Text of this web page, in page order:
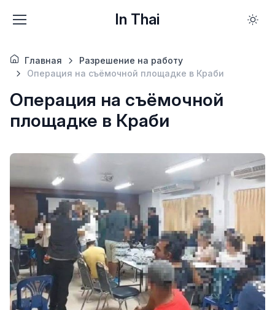
In Thai
Главная
Разрешение на работу
Операция на съёмочной площадке в Краби
Операция на съёмочной
площадке в Краби